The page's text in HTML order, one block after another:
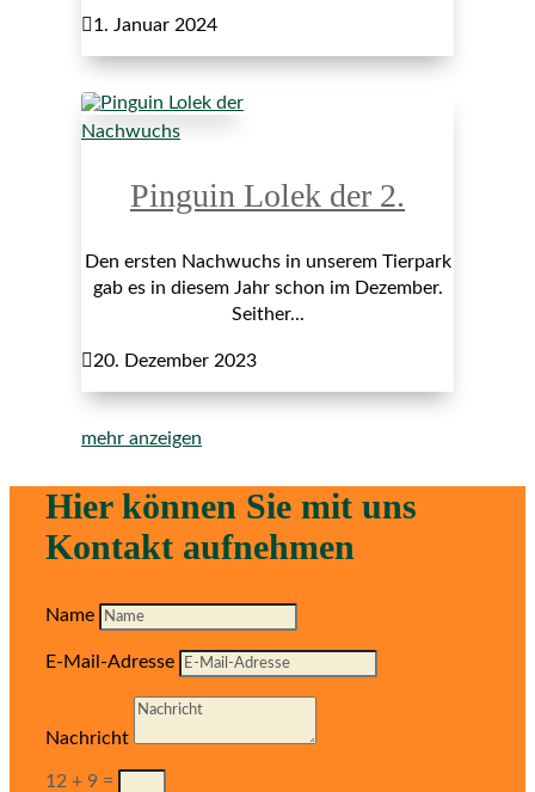
1. Januar 2024
Nachwuchs
Pinguin Lolek der 2.
Den ersten Nachwuchs in unserem Tierpark
gab es in diesem Jahr schon im Dezember.
Seither...
20. Dezember 2023
mehr anzeigen
Hier können Sie mit uns
Kontakt aufnehmen
Name
E-Mail-Adresse
Nachricht
12 + 9 =